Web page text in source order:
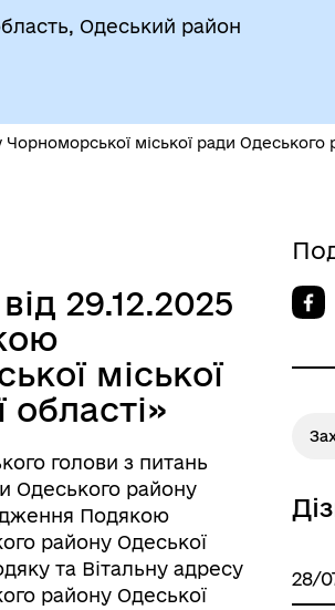
переміщених осіб
Одеський район
міської ради Одеського
29.12.2025
міської
голови з питань
Одеського району
Подякою
району Одеської
та Вітальну адресу
району Одеської
28/